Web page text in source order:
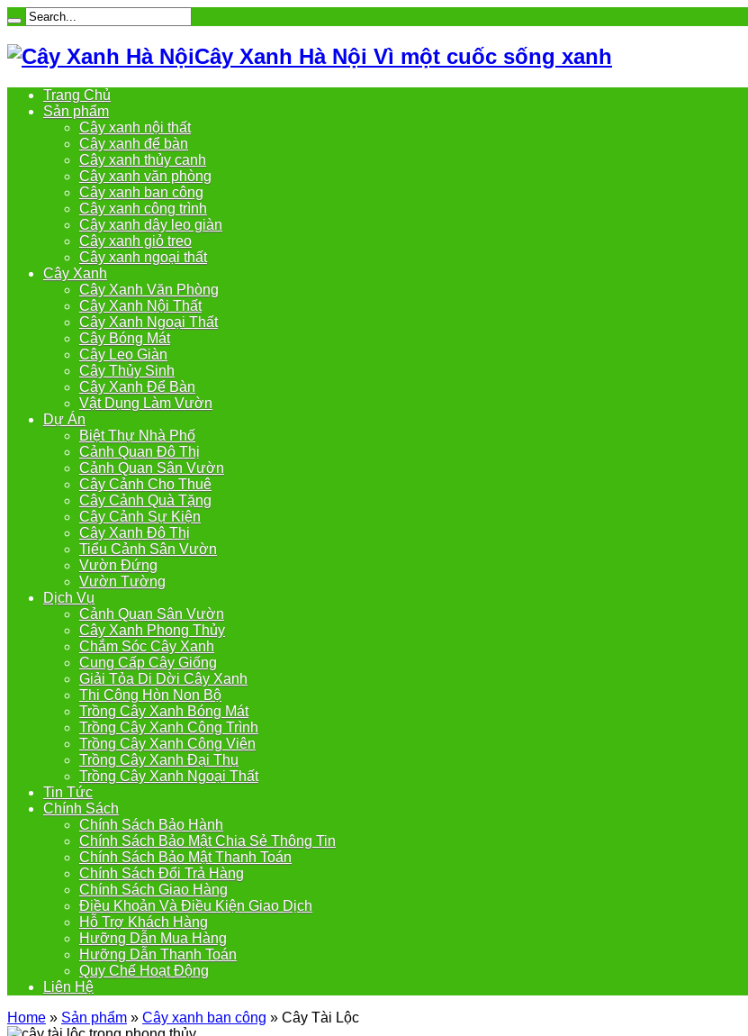
Cây Xanh Hà Nội Vì một cuốc sống xanh
Trang Chủ
Sản phẩm
Cây xanh nội thất
Cây xanh để bàn
Cây xanh thủy canh
Cây xanh văn phòng
Cây xanh ban công
Cây xanh công trình
Cây xanh dây leo giàn
Cây xanh giỏ treo
Cây xanh ngoại thất
Cây Xanh
Cây Xanh Văn Phòng
Cây Xanh Nội Thất
Cây Xanh Ngoại Thất
Cây Bóng Mát
Cây Leo Giàn
Cây Thủy Sinh
Cây Xanh Để Bàn
Vật Dụng Làm Vườn
Dự Án
Biệt Thự Nhà Phố
Cảnh Quan Đô Thị
Cảnh Quan Sân Vườn
Cây Cảnh Cho Thuê
Cây Cảnh Quà Tặng
Cây Cảnh Sự Kiện
Cây Xanh Đô Thị
Tiểu Cảnh Sân Vườn
Vườn Đứng
Vườn Tường
Dịch Vụ
Cảnh Quan Sân Vườn
Cây Xanh Phong Thủy
Chắm Sóc Cây Xanh
Cung Cấp Cây Giống
Giải Tỏa Di Dời Cây Xanh
Thi Công Hòn Non Bộ
Trồng Cây Xanh Bóng Mát
Trồng Cây Xanh Công Trình
Trồng Cây Xanh Công Viên
Trồng Cây Xanh Đại Thụ
Trồng Cây Xanh Ngoại Thất
Tin Tức
Chính Sách
Chính Sách Bảo Hành
Chính Sách Bảo Mật Chia Sẻ Thông Tin
Chính Sách Bảo Mật Thanh Toán
Chính Sách Đổi Trả Hàng
Chính Sách Giao Hàng
Điều Khoản Và Điều Kiện Giao Dịch
Hỗ Trợ Khách Hàng
Hưỡng Dẫn Mua Hàng
Hưỡng Dẫn Thanh Toán
Quy Chế Hoạt Động
Liên Hệ
Home » Sản phẩm » Cây xanh ban công » Cây Tài Lộc